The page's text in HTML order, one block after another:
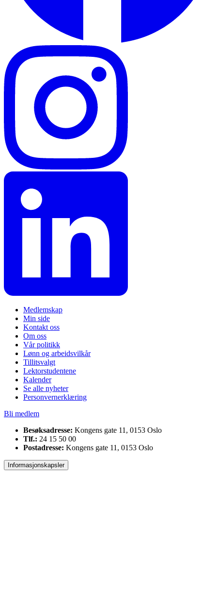
Medlemskap
Min side
Kontakt oss
Om oss
Vår politikk
Lønn og arbeidsvilkår
Tillitsvalgt
Lektorstudentene
Kalender
Se alle nyheter
Personvernerklæring
Bli medlem
Besøksadresse: Kongens gate 11, 0153 Oslo
Tlf.: 24 15 50 00
Postadresse: Kongens gate 11, 0153 Oslo
Informasjonskapsler